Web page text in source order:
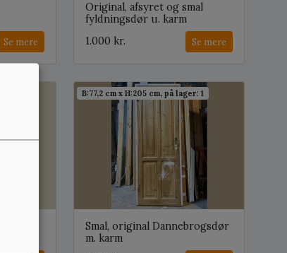
Se mere
Original, afsyret og smal
fyldningsdør u. karm
1.000 kr.
Se mere
B:77,2 cm x H:205 cm, på lager: 1
Smal, original Dannebrogsdør
m. karm